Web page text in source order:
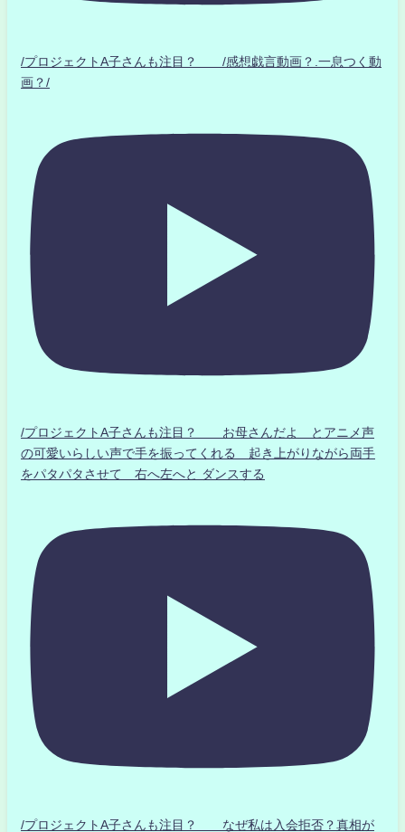
/プロジェクトA子さんも注目？ /感想戯言動画？.一息つく動
画？/
/プロジェクトA子さんも注目？ お母さんだよ とアニメ声
の可愛いらしい声で手を振ってくれる 起き上がりながら両手
をパタパタさせて 右へ左へと ダンスする
/プロジェクトA子さんも注目？ なぜ私は入会拒否？真相が